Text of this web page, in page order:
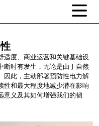
适度、商业运营和关键基础设
断时有发生，无论是由于自然
因此，主动部署预防性电力解
性和最大程度地减少潜在影响
意义及其如何增强我们的韧